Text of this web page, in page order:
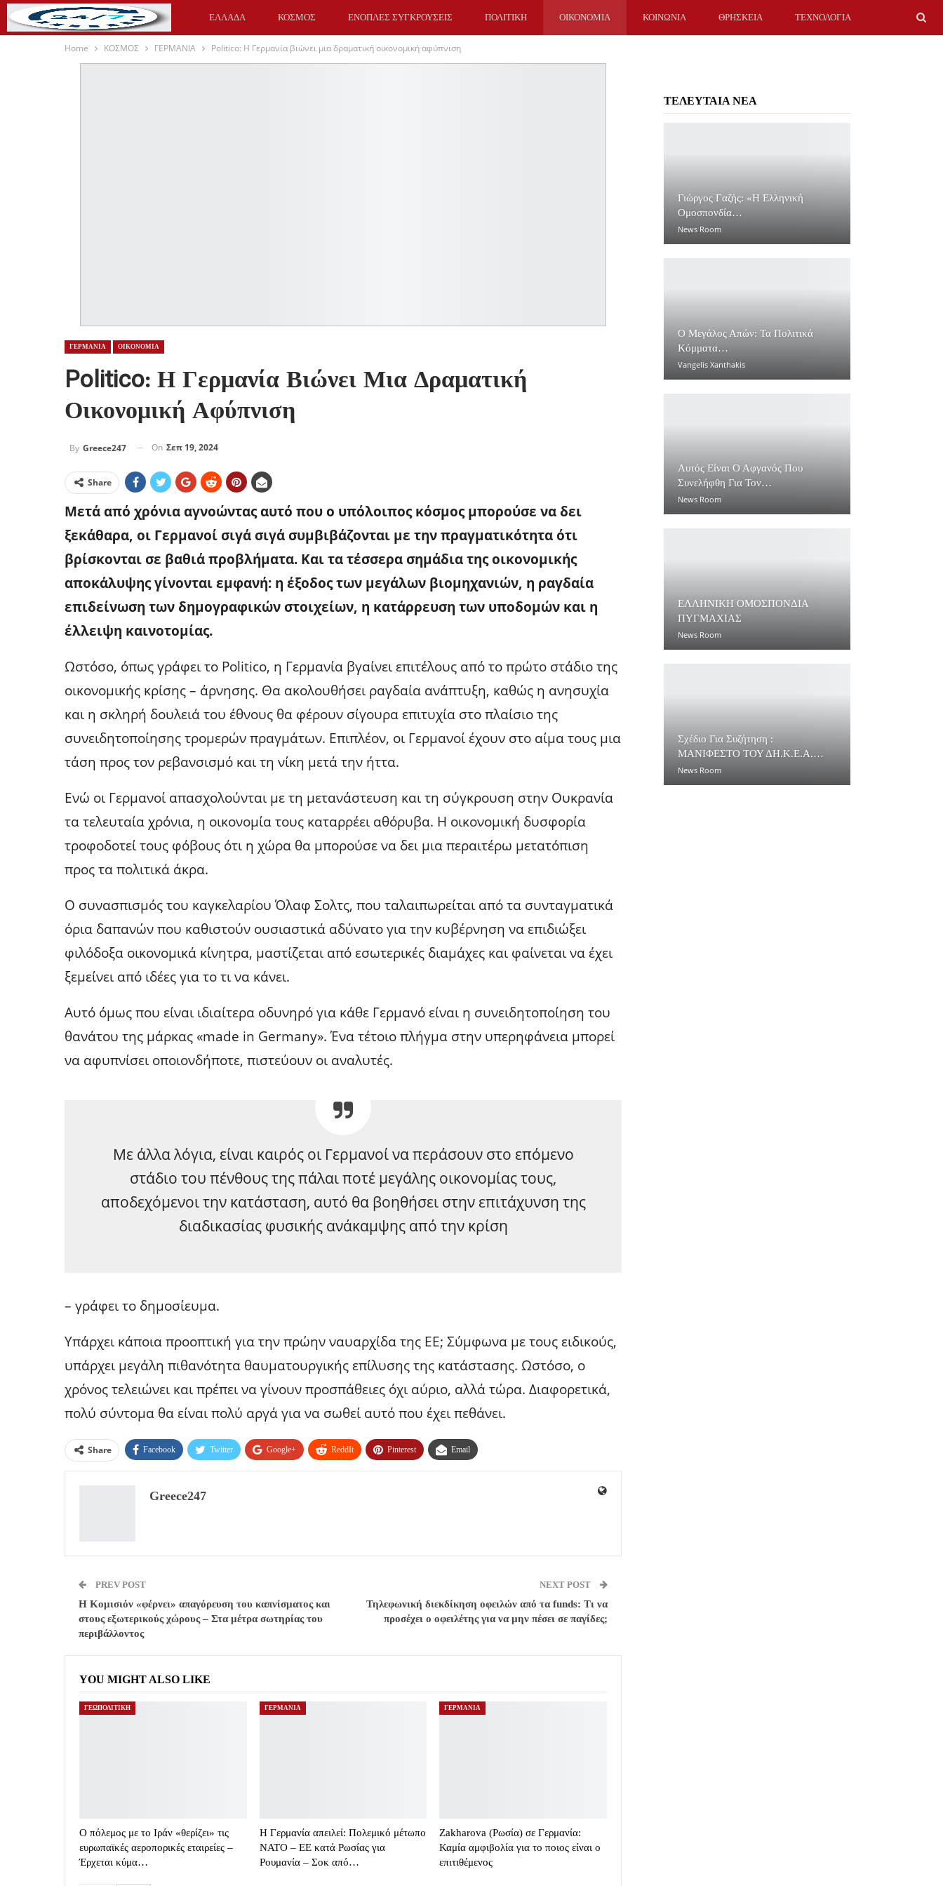
ΕΛΛΑΔΑ ΚΟΣΜΟΣ ΕΝΟΠΛΕΣ ΣΥΓΚΡΟΥΣΕΙΣ ΠΟΛΙΤΙΚΗ ΟΙΚΟΝΟΜΙΑ ΚΟΙΝΩΝΙΑ ΘΡΗΣΚΕΙΑ ΤΕΧΝΟΛΟΓΙΑ
ΥΓΕΙΑ ΑΘΛΗΤΙΚΑ
Home ΚΟΣΜΟΣ ΓΕΡΜΑΝΙΑ Politico: Η Γερμανία βιώνει μια δραματική οικονομική αφύπνιση
ΓΕΡΜΑΝΙΑ ΟΙΚΟΝΟΜΙΑ
Politico: Η Γερμανία Βιώνει Μια Δραματική
Οικονομική Αφύπνιση
By Greece247 On Σεπ 19, 2024
Share
Μετά από χρόνια αγνοώντας αυτό που ο υπόλοιπος κόσμος μπορούσε να δει
ξεκάθαρα, οι Γερμανοί σιγά σιγά συμβιβάζονται με την πραγματικότητα ότι
βρίσκονται σε βαθιά προβλήματα. Και τα τέσσερα σημάδια της οικονομικής
αποκάλυψης γίνονται εμφανή: η έξοδος των μεγάλων βιομηχανιών, η ραγδαία
επιδείνωση των δημογραφικών στοιχείων, η κατάρρευση των υποδομών και η
έλλειψη καινοτομίας.
Ωστόσο, όπως γράφει το Politico, η Γερμανία βγαίνει επιτέλους από το πρώτο στάδιο της
οικονομικής κρίσης – άρνησης. Θα ακολουθήσει ραγδαία ανάπτυξη, καθώς η ανησυχία
και η σκληρή δουλειά του έθνους θα φέρουν σίγουρα επιτυχία στο πλαίσιο της
συνειδητοποίησης τρομερών πραγμάτων. Επιπλέον, οι Γερμανοί έχουν στο αίμα τους μια
τάση προς τον ρεβανσισμό και τη νίκη μετά την ήττα.
Ενώ οι Γερμανοί απασχολούνται με τη μετανάστευση και τη σύγκρουση στην Ουκρανία
τα τελευταία χρόνια, η οικονομία τους καταρρέει αθόρυβα. Η οικονομική δυσφορία
τροφοδοτεί τους φόβους ότι η χώρα θα μπορούσε να δει μια περαιτέρω μετατόπιση
προς τα πολιτικά άκρα.
Ο συνασπισμός του καγκελαρίου Όλαφ Σολτς, που ταλαιπωρείται από τα συνταγματικά
όρια δαπανών που καθιστούν ουσιαστικά αδύνατο για την κυβέρνηση να επιδιώξει
φιλόδοξα οικονομικά κίνητρα, μαστίζεται από εσωτερικές διαμάχες και φαίνεται να έχει
ξεμείνει από ιδέες για το τι να κάνει.
Αυτό όμως που είναι ιδιαίτερα οδυνηρό για κάθε Γερμανό είναι η συνειδητοποίηση του
θανάτου της μάρκας «made in Germany». Ένα τέτοιο πλήγμα στην υπερηφάνεια μπορεί
να αφυπνίσει οποιονδήποτε, πιστεύουν οι αναλυτές.
Με άλλα λόγια, είναι καιρός οι Γερμανοί να περάσουν στο επόμενο
στάδιο του πένθους της πάλαι ποτέ μεγάλης οικονομίας τους,
αποδεχόμενοι την κατάσταση, αυτό θα βοηθήσει στην επιτάχυνση της
διαδικασίας φυσικής ανάκαμψης από την κρίση
– γράφει το δημοσίευμα.
Υπάρχει κάποια προοπτική για την πρώην ναυαρχίδα της ΕΕ; Σύμφωνα με τους ειδικούς,
υπάρχει μεγάλη πιθανότητα θαυματουργικής επίλυσης της κατάστασης. Ωστόσο, ο
χρόνος τελειώνει και πρέπει να γίνουν προσπάθειες όχι αύριο, αλλά τώρα. Διαφορετικά,
πολύ σύντομα θα είναι πολύ αργά για να σωθεί αυτό που έχει πεθάνει.
Share Facebook Twitter Google+ ReddIt Pinterest Email
Greece247
PREV POST
Η Κομισιόν «φέρνει» απαγόρευση του καπνίσματος και
στους εξωτερικούς χώρους – Στα μέτρα σωτηρίας του
περιβάλλοντος
NEXT POST
Τηλεφωνική διεκδίκηση οφειλών από τα funds: Τι να
προσέχει ο οφειλέτης για να μην πέσει σε παγίδες;
YOU MIGHT ALSO LIKE
ΓΕΩΠΟΛΙΤΙΚΗ
Ο πόλεμος με το Ιράν «θερίζει» τις
ευρωπαϊκές αεροπορικές εταιρείες –
Έρχεται κύμα…
ΓΕΡΜΑΝΙΑ
Η Γερμανία απειλεί: Πολεμικό μέτωπο
ΝΑΤΟ – ΕΕ κατά Ρωσίας για
Ρουμανία – Σοκ από…
ΓΕΡΜΑΝΙΑ
Zakharova (Ρωσία) σε Γερμανία:
Καμία αμφιβολία για το ποιος είναι ο
επιτιθέμενος
ΤΕΛΕΥΤΑΙΑ ΝΕΑ
Γιώργος Γαζής: «Η Ελληνική
Ομοσπονδία…
News Room
Ο Μεγάλος Απών: Τα Πολιτικά
Κόμματα…
Vangelis Xanthakis
Αυτός Είναι Ο Αφγανός Που
Συνελήφθη Για Τον…
News Room
ΕΛΛΗΝΙΚΗ ΟΜΟΣΠΟΝΔΙΑ
ΠΥΓΜΑΧΙΑΣ
News Room
Σχέδιο Για Συζήτηση :
ΜΑΝΙΦΕΣΤΟ ΤΟΥ ΔΗ.Κ.Ε.Α.…
News Room